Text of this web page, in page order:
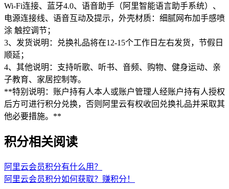
Wi-Fi连接、蓝牙4.0、语音助手（阿里智能语言助手系统）、
电源连接线、语音互动及提示，外壳材质：细腻网布加手感喷
涂 触控调节；
3、发货说明：兑换礼品将在12-15个工作日左右发货，节假日
顺延；
4、其他说明：支持听歌、听书、音频、购物、健身运动、亲
子教育、家居控制等。
**特别说明：账户持有人本人或账户管理人经账户持有人授权
后方可进行积分兑换，否则阿里云有权收回兑换礼品并采取其
他必要措施。**
积分相关阅读
阿里云会员积分有什么用？
阿里云会员积分如何获取？赚积分！